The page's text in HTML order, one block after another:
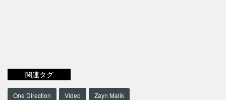
関連タグ
One Direction Video Zayn Malik